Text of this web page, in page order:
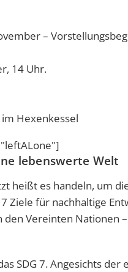
–
14 Uhr.
Hexenkessel
lebenswerte Welt
heißt es handeln, um
für nachhaltige
Vereinten Nationen
SDG 7. Angesichts